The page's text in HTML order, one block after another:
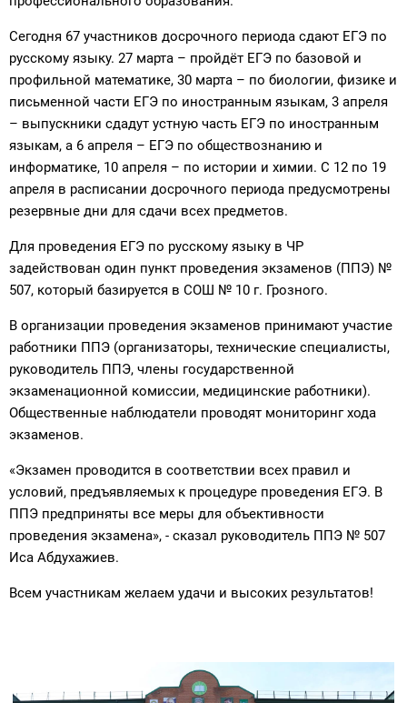
Сегодня 67 участников досрочного периода сдают ЕГЭ по
русскому языку. 27 марта – пройдёт ЕГЭ по базовой и
профильной математике, 30 марта – по биологии, физике и
письменной части ЕГЭ по иностранным языкам, 3 апреля
– выпускники сдадут устную часть ЕГЭ по иностранным
языкам, а 6 апреля – ЕГЭ по обществознанию и
информатике, 10 апреля – по истории и химии. С 12 по 19
апреля в расписании досрочного периода предусмотрены
резервные дни для сдачи всех предметов.
Для проведения ЕГЭ по русскому языку в ЧР
задействован один пункт проведения экзаменов (ППЭ) №
507, который базируется в СОШ № 10 г. Грозного.
В организации проведения экзаменов принимают участие
работники ППЭ (организаторы, технические специалисты,
руководитель ППЭ, члены государственной
экзаменационной комиссии, медицинские работники).
Общественные наблюдатели проводят мониторинг хода
экзаменов.
«Экзамен проводится в соответствии всех правил и
условий, предъявляемых к процедуре проведения ЕГЭ. В
ППЭ предприняты все меры для объективности
проведения экзамена», - сказал руководитель ППЭ № 507
Иса Абдухажиев.
Всем участникам желаем удачи и высоких результатов!